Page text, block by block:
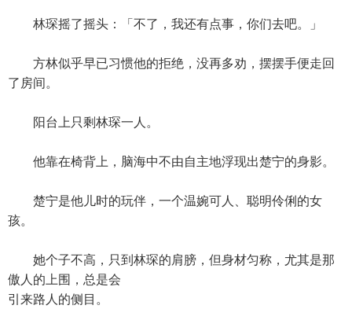
林琛摇了摇头：「不了，我还有点事，你们去吧。」
方林似乎早已习惯他的拒绝，没再多劝，摆摆手便走回
了房间。
阳台上只剩林琛一人。
他靠在椅背上，脑海中不由自主地浮现出楚宁的身影。
楚宁是他儿时的玩伴，一个温婉可人、聪明伶俐的女
孩。
她个子不高，只到林琛的肩膀，但身材匀称，尤其是那
傲人的上围，总是会
引来路人的侧目。